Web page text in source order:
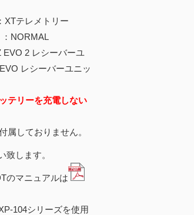
テレメトリー
NORMAL
2 レシーバーユ
レシーバーユニッ
テリーを充電しない
属しておりません。
致します。
のマニュアルは
104シリーズを使用